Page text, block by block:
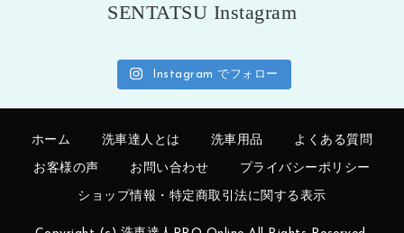
SENTATSU Instagram
Instagram でフォロー
ホーム 洗車達人とは 洗車用品 よくある質問
お客様の声 お問い合わせ プライバシーポリシー
ショップ情報・特定商取引法に関する表示